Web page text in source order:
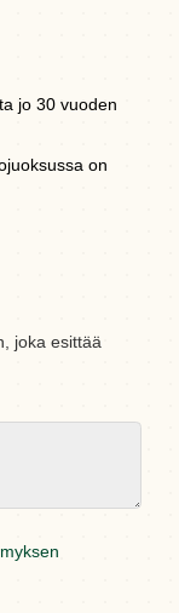
jo 30 vuoden
on
joka esittää